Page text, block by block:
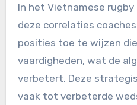
In het Vietnamese
deze correlaties
posities toe te wijzen
vaardigheden, wat de
verbetert. Deze
vaak tot verbeterde